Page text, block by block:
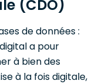
(CDO)
de données :
a pour
à bien des
à la fois digitale,